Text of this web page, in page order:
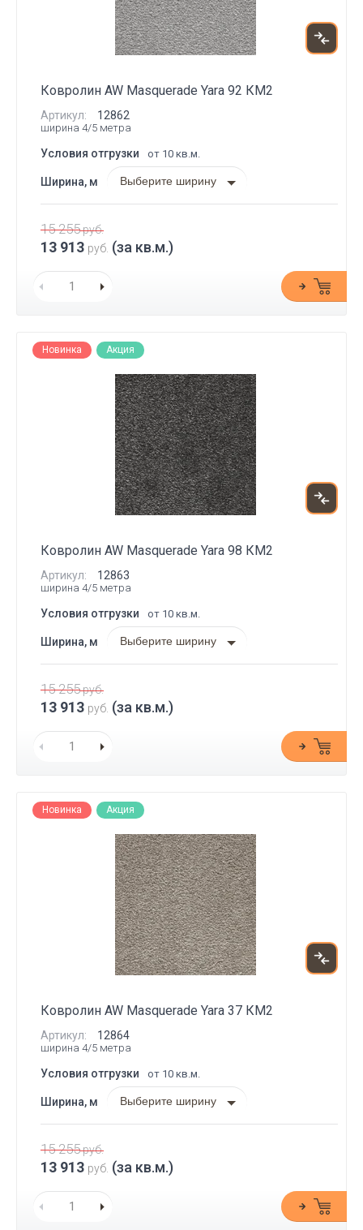
Ковролин AW Masquerade Yara 92 КМ2
Артикул: 12862
ширина 4/5 метра
Условия отгрузки от 10 кв.м.
Ширина, м Выберите ширину
15 255руб.
13 913 руб. (за кв.м.)
Новинка Акция
Ковролин AW Masquerade Yara 98 КМ2
Артикул: 12863
ширина 4/5 метра
Условия отгрузки от 10 кв.м.
Ширина, м Выберите ширину
15 255руб.
13 913 руб. (за кв.м.)
Новинка Акция
Ковролин AW Masquerade Yara 37 КМ2
Артикул: 12864
ширина 4/5 метра
Условия отгрузки от 10 кв.м.
Ширина, м Выберите ширину
15 255руб.
13 913 руб. (за кв.м.)